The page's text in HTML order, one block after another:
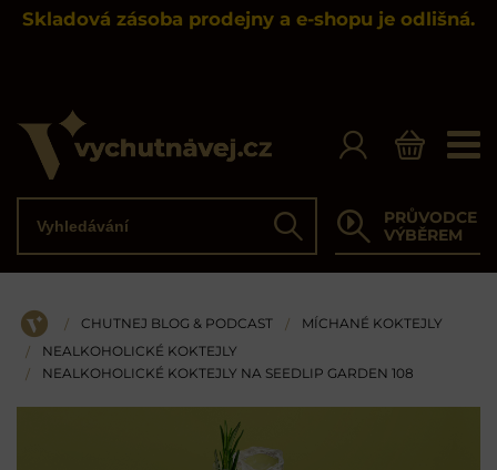
Skladová zásoba prodejny a e-shopu je odlišná.
Hledat
PRŮVODCE
VÝBĚREM
ÚVOD
/ CHUTNEJ BLOG & PODCAST /
MÍCHANÉ KOKTEJLY
/
NEALKOHOLICKÉ KOKTEJLY
/
NEALKOHOLICKÉ KOKTEJLY NA SEEDLIP GARDEN 108